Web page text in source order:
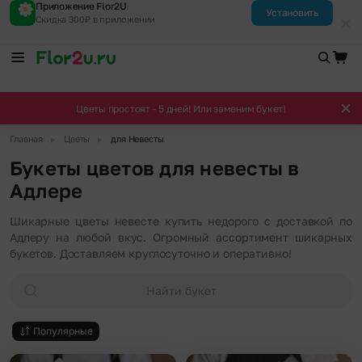
Приложение Flor2U
Скидка 300₽ в приложении
Установить
Цветы простоят - 5 дней! Или заменим букет!
Главная Цветы для Невесты
Букеты цветов для невесты в
Адлере
Шикарные цветы невесте купить недорого с доставкой по
Адлеру на любой вкус. Огромный ассортимент шикарных
букетов. Доставляем круглосуточно и оперативно!
Найти букет
Популярные